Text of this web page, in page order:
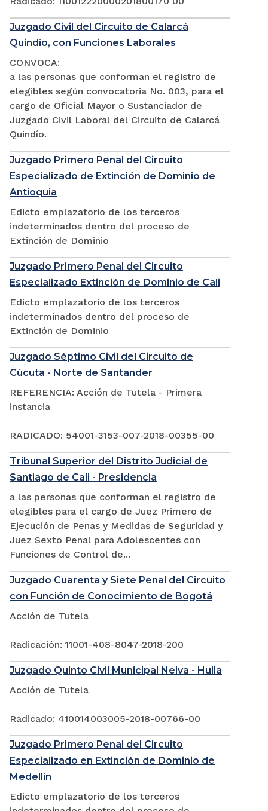
Juzgado Civil del Circuito de Calarcá
Quindío, con Funciones Laborales
CONVOCA:
a las personas que conforman el registro de
elegibles según convocatoria No. 003, para el
cargo de Oficial Mayor o Sustanciador de
Juzgado Civil Laboral del Circuito de Calarcá
Quindío.
Juzgado Primero Penal del Circuito
Especializado de Extinción de Dominio de
Antioquia
Edicto emplazatorio de los terceros
indeterminados dentro del proceso de
Extinción de Dominio
Juzgado Primero Penal del Circuito
Especializado Extinción de Dominio de Cali
Edicto emplazatorio de los terceros
indeterminados dentro del proceso de
Extinción de Dominio
Juzgado Séptimo Civil del Circuito de
Cúcuta - Norte de Santander
REFERENCIA: Acción de Tutela - Primera
instancia
RADICADO: 54001-3153-007-2018-00355-00
Tribunal Superior del Distrito Judicial de
Santiago de Cali - Presidencia
a las personas que conforman el registro de
elegibles para el cargo de Juez Primero de
Ejecución de Penas y Medidas de Seguridad y
Juez Sexto Penal para Adolescentes con
Funciones de Control de...
Juzgado Cuarenta y Siete Penal del Circuito
con Función de Conocimiento de Bogotá
Acción de Tutela
Radicación: 11001-408-8047-2018-200
Juzgado Quinto Civil Municipal Neiva - Huila
Acción de Tutela
Radicado: 410014003005-2018-00766-00
Juzgado Primero Penal del Circuito
Especializado en Extinción de Dominio de
Medellín
Edicto emplazatorio de los terceros